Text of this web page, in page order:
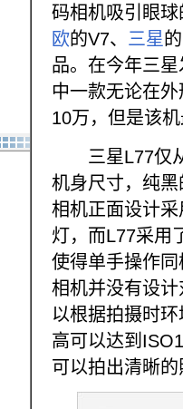
码相机吸引眼
欧的V7、 三星
品。在今年三
中一款无论在
10万，但是该
三星L77仅从
机身尺寸，纯
相机正面设计
灯，而L77采用
使得单手操作
相机并没有设
以根据拍摄时
高可以达到
可以拍出清晰